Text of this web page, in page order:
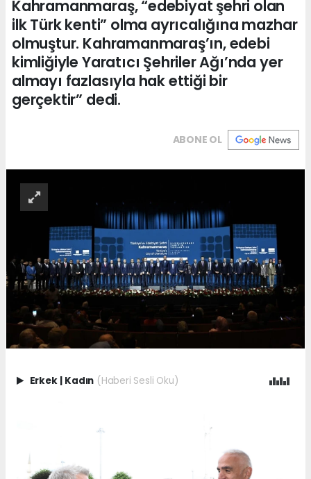
Kahramanmaraş, “edebiyat şehri olan
ilk Türk kenti” olma ayrıcalığına mazhar
olmuştur. Kahramanmaraş’ın, edebi
kimliğiyle Yaratıcı Şehriler Ağı’nda yer
almayı fazlasıyla hak ettiği bir
gerçektir” dedi.
ABONE OL
Erkek | Kadın (Haberi Sesli Oku)